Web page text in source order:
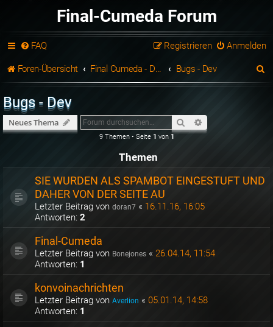
Final-Cumeda Forum
FAQ Anmelden
Registrieren
Foren-Übersicht Final Cumeda - Developer Bugs - Dev
Bugs - Dev
Neues Thema Suche
9 Themen • Seite 1 von 1
Themen
SIE WURDEN ALS SPAMBOT EINGESTUFT UND
DAHER VON DER SEITE AU
Letzter Beitrag von doran7 « 16.11.16, 16:05
Antworten: 2
Final-Cumeda
Letzter Beitrag von Bonejones « 26.04.14, 11:54
Antworten: 1
konvoinachrichten
Letzter Beitrag von Averlion « 05.01.14, 14:58
Antworten: 1